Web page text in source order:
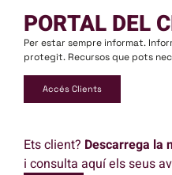
PORTAL DEL
Per estar sempre informat.
protegit. Recursos que pots
Accés Clients
Ets client? Descarrega la
i consulta aquí els seus